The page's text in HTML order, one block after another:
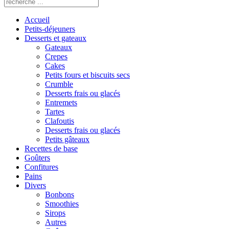
Accueil
Petits-déjeuners
Desserts et gateaux
Gateaux
Crepes
Cakes
Petits fours et biscuits secs
Crumble
Desserts frais ou glacés
Entremets
Tartes
Clafoutis
Desserts frais ou glacés
Petits gâteaux
Recettes de base
Goûters
Confitures
Pains
Divers
Bonbons
Smoothies
Sirops
Autres